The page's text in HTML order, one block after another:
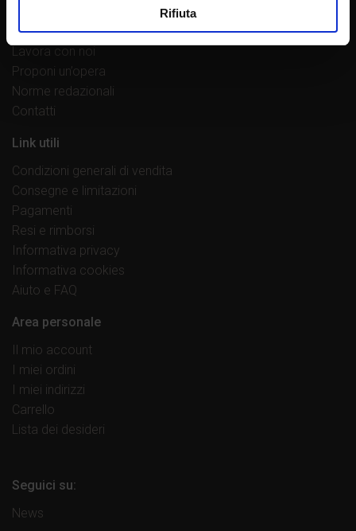
Rifiuta
Librerie di fiducia
Lavora con noi
Proponi un’opera
Norme redazionali
Contatti
Link utili
Condizioni generali di vendita
Consegne e limitazioni
Pagamenti
Resi e rimborsi
Informativa privacy
Informativa cookies
Aiuto e FAQ
Area personale
Il mio account
I miei ordini
I miei indirizzi
Carrello
Lista dei desideri
Seguici su:
News